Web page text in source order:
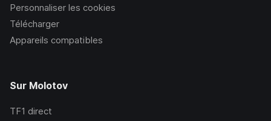
Personnaliser les cookies
Télécharger
Appareils compatibles
Sur Molotov
TF1 direct